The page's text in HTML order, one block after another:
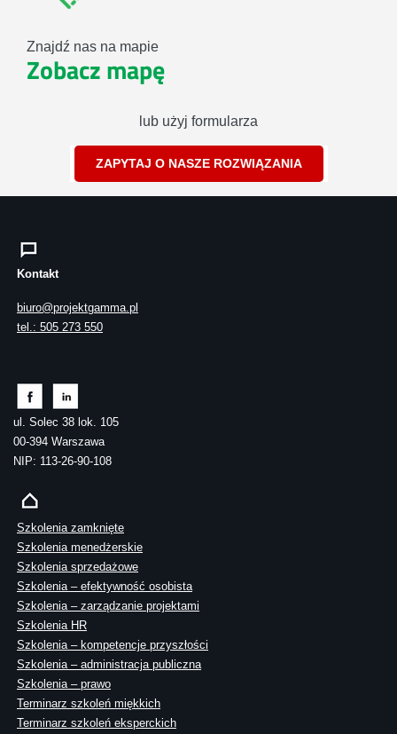
Znajdź nas na mapie
Zobacz mapę
lub użyj formularza
ZAPYTAJ O NASZE ROZWIĄZANIA
Kontakt
biuro@projektgamma.pl
tel.: 505 273 550
ul. Solec 38 lok. 105
00-394 Warszawa
NIP: 113-26-90-108
Szkolenia zamknięte
Szkolenia menedżerskie
Szkolenia sprzedażowe
Szkolenia – efektywność osobista
Szkolenia – zarządzanie projektami
Szkolenia HR
Szkolenia – kompetencje przyszłości
Szkolenia – administracja publiczna
Szkolenia – prawo
Terminarz szkoleń miękkich
Terminarz szkoleń eksperckich